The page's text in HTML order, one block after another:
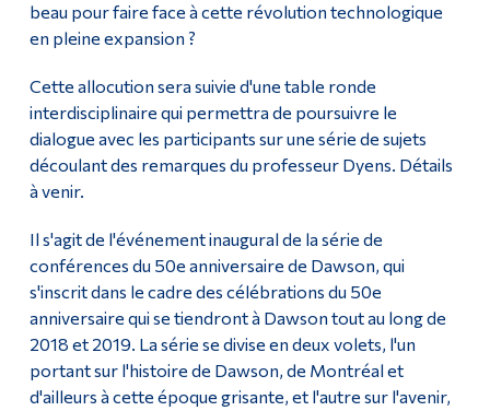
beau pour faire face à cette révolution technologique
en pleine expansion ?
Cette allocution sera suivie d'une table ronde
interdisciplinaire qui permettra de poursuivre le
dialogue avec les participants sur une série de sujets
découlant des remarques du professeur Dyens. Détails
à venir.
Il s'agit de l'événement inaugural de la série de
conférences du 50e anniversaire de Dawson, qui
s'inscrit dans le cadre des célébrations du 50e
anniversaire qui se tiendront à Dawson tout au long de
2018 et 2019. La série se divise en deux volets, l'un
portant sur l'histoire de Dawson, de Montréal et
d'ailleurs à cette époque grisante, et l'autre sur l'avenir,